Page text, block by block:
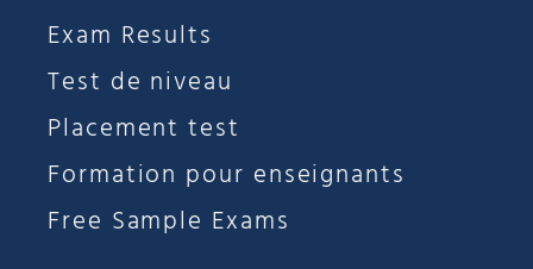
Exam Results
Test de niveau
Placement test
Formation pour enseignants
Free Sample Exams